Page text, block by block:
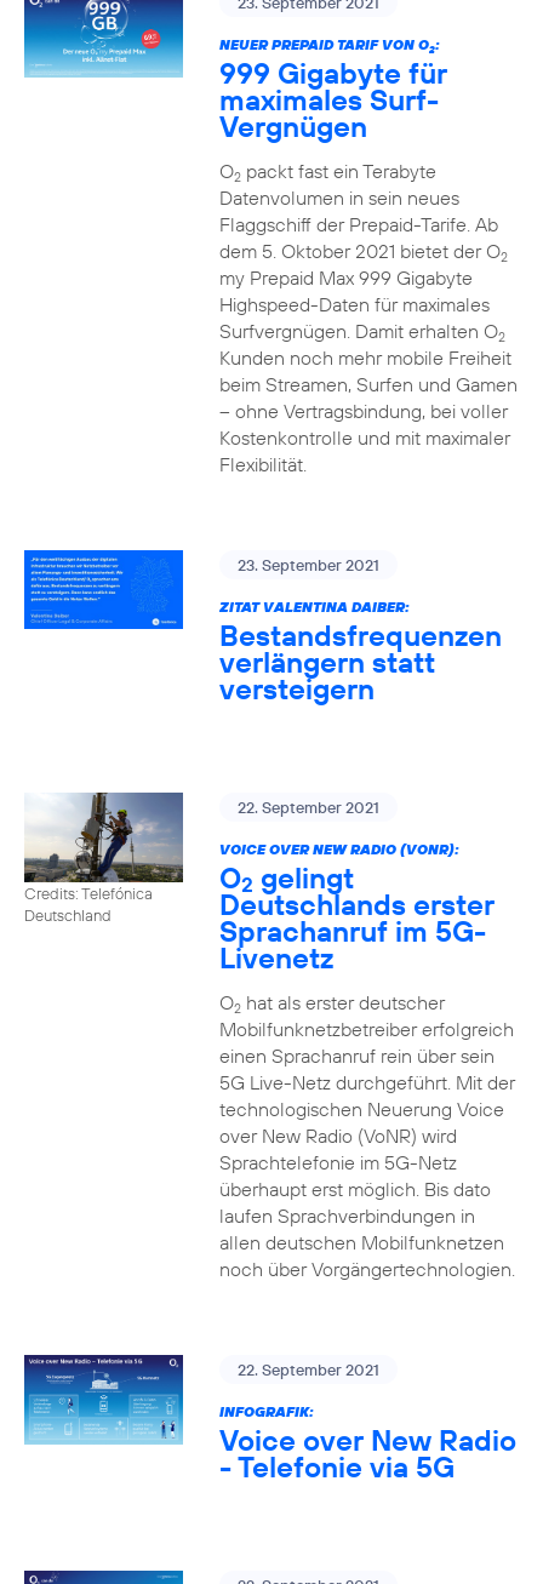
NEUER PREPAID TARIF VON O2:
999 Gigabyte für
maximales Surf-
Vergnügen
O2packt fast ein Terabyte
Datenvolumen in sein neues
Flaggschiff der Prepaid-Tarife. Ab
dem 5. Oktober 2021 bietet der O2
my Prepaid Max 999 Gigabyte
Highspeed-Daten für maximales
Surfvergnügen. Damit erhalten O2
Kunden noch mehr mobile Freiheit
beim Streamen, Surfen und Gamen
– ohne Vertragsbindung, bei voller
Kostenkontrolle und mit maximaler
Flexibilität.
23. September 2021
ZITAT VALENTINA DAIBER:
Bestandsfrequenzen
verlängern statt
versteigern
Credits: Telefónica
Deutschland
22. September 2021
VOICE OVER NEW RADIO (VONR):
O2 gelingt
Deutschlands erster
Sprachanruf im 5G-
Livenetz
O2hat als erster deutscher
Mobilfunknetzbetreiber erfolgreich
einen Sprachanruf rein über sein
5G Live-Netz durchgeführt. Mit der
technologischen Neuerung Voice
over New Radio (VoNR) wird
Sprachtelefonie im 5G-Netz
überhaupt erst möglich. Bis dato
laufen Sprachverbindungen in
allen deutschen Mobilfunknetzen
noch über Vorgängertechnologien.
22. September 2021
INFOGRAFIK:
Voice over New Radio
- Telefonie via 5G